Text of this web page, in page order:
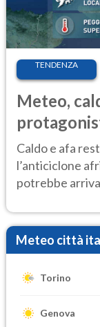
TENDENZA
Meteo,
Caldo e afa
l’anticiclone
potrebbe
Meteo città
Torino
Genova